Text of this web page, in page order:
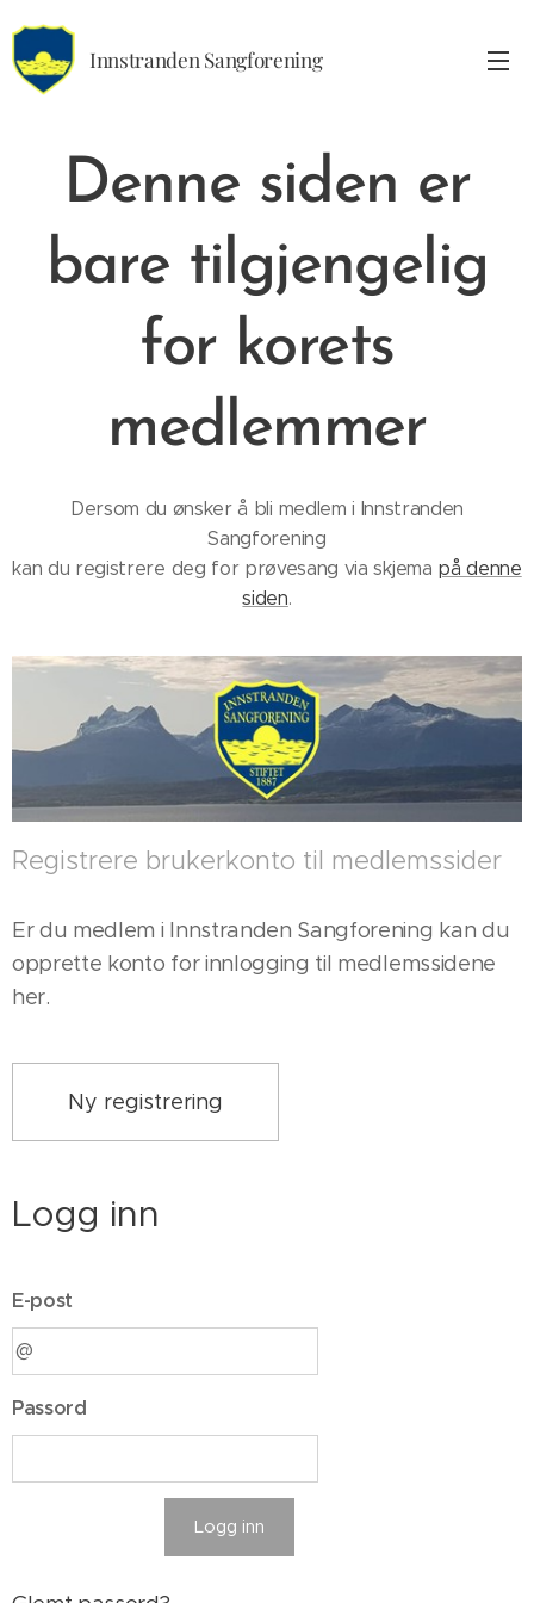
Innstranden Sangforening
Denne siden er
bare tilgjengelig
for korets
medlemmer
Dersom du ønsker å bli medlem i Innstranden
Sangforening
kan du registrere deg for prøvesang via skjema på denne
siden.
Registrere brukerkonto til medlemssider
Er du medlem i Innstranden Sangforening kan du
opprette konto for innlogging til medlemssidene
her.
Ny registrering
Logg inn
E-post
Passord
Logg inn